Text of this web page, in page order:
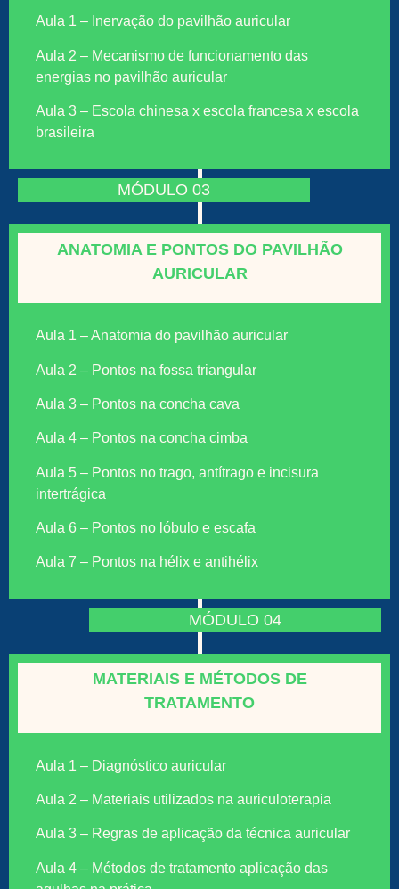
Aula 1 – Inervação do pavilhão auricular
Aula 2 – Mecanismo de funcionamento das
energias no pavilhão auricular
Aula 3 – Escola chinesa x escola francesa x escola
brasileira
ANATOMIA E PONTOS DO PAVILHÃO
AURICULAR
Aula 1 – Anatomia do pavilhão auricular
Aula 2 – Pontos na fossa triangular
Aula 3 – Pontos na concha cava
Aula 4 – Pontos na concha cimba
Aula 5 – Pontos no trago, antítrago e incisura
intertrágica
Aula 6 – Pontos no lóbulo e escafa
Aula 7 – Pontos na hélix e antihélix
MÓDULO 03
MÓDULO 04
MATERIAIS E MÉTODOS DE
TRATAMENTO
Aula 1 – Diagnóstico auricular
Aula 2 – Materiais utilizados na auriculoterapia
Aula 3 – Regras de aplicação da técnica auricular
Aula 4 – Métodos de tratamento aplicação das